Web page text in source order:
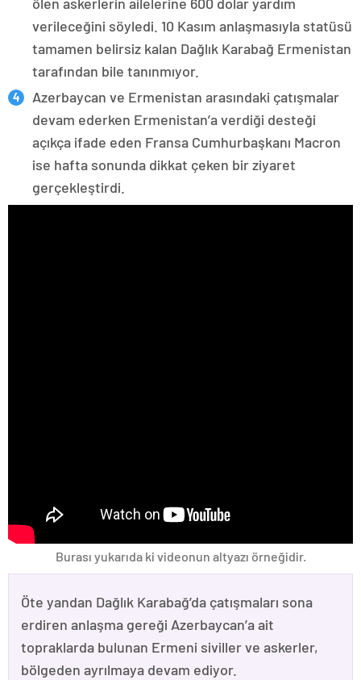
ölen askerlerin ailelerine 600 dolar yardım
verileceğini söyledi. 10 Kasım anlaşmasıyla statüsü
tamamen belirsiz kalan Dağlık Karabağ Ermenistan
tarafından bile tanınmıyor.
Azerbaycan ve Ermenistan arasındaki çatışmalar
devam ederken Ermenistan’a verdiği desteği
açıkça ifade eden Fransa Cumhurbaşkanı Macron
ise hafta sonunda dikkat çeken bir ziyaret
gerçekleştirdi.
Burası yukarıda ki videonun altyazı örneğidir.
Öte yandan Dağlık Karabağ’da çatışmaları sona
erdiren anlaşma gereği Azerbaycan’a ait
topraklarda bulunan Ermeni siviller ve askerler,
bölgeden ayrılmaya devam ediyor.